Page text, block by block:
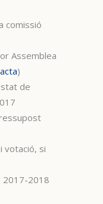
comissió
Assemblea
)
de
votació, si
2017-2018